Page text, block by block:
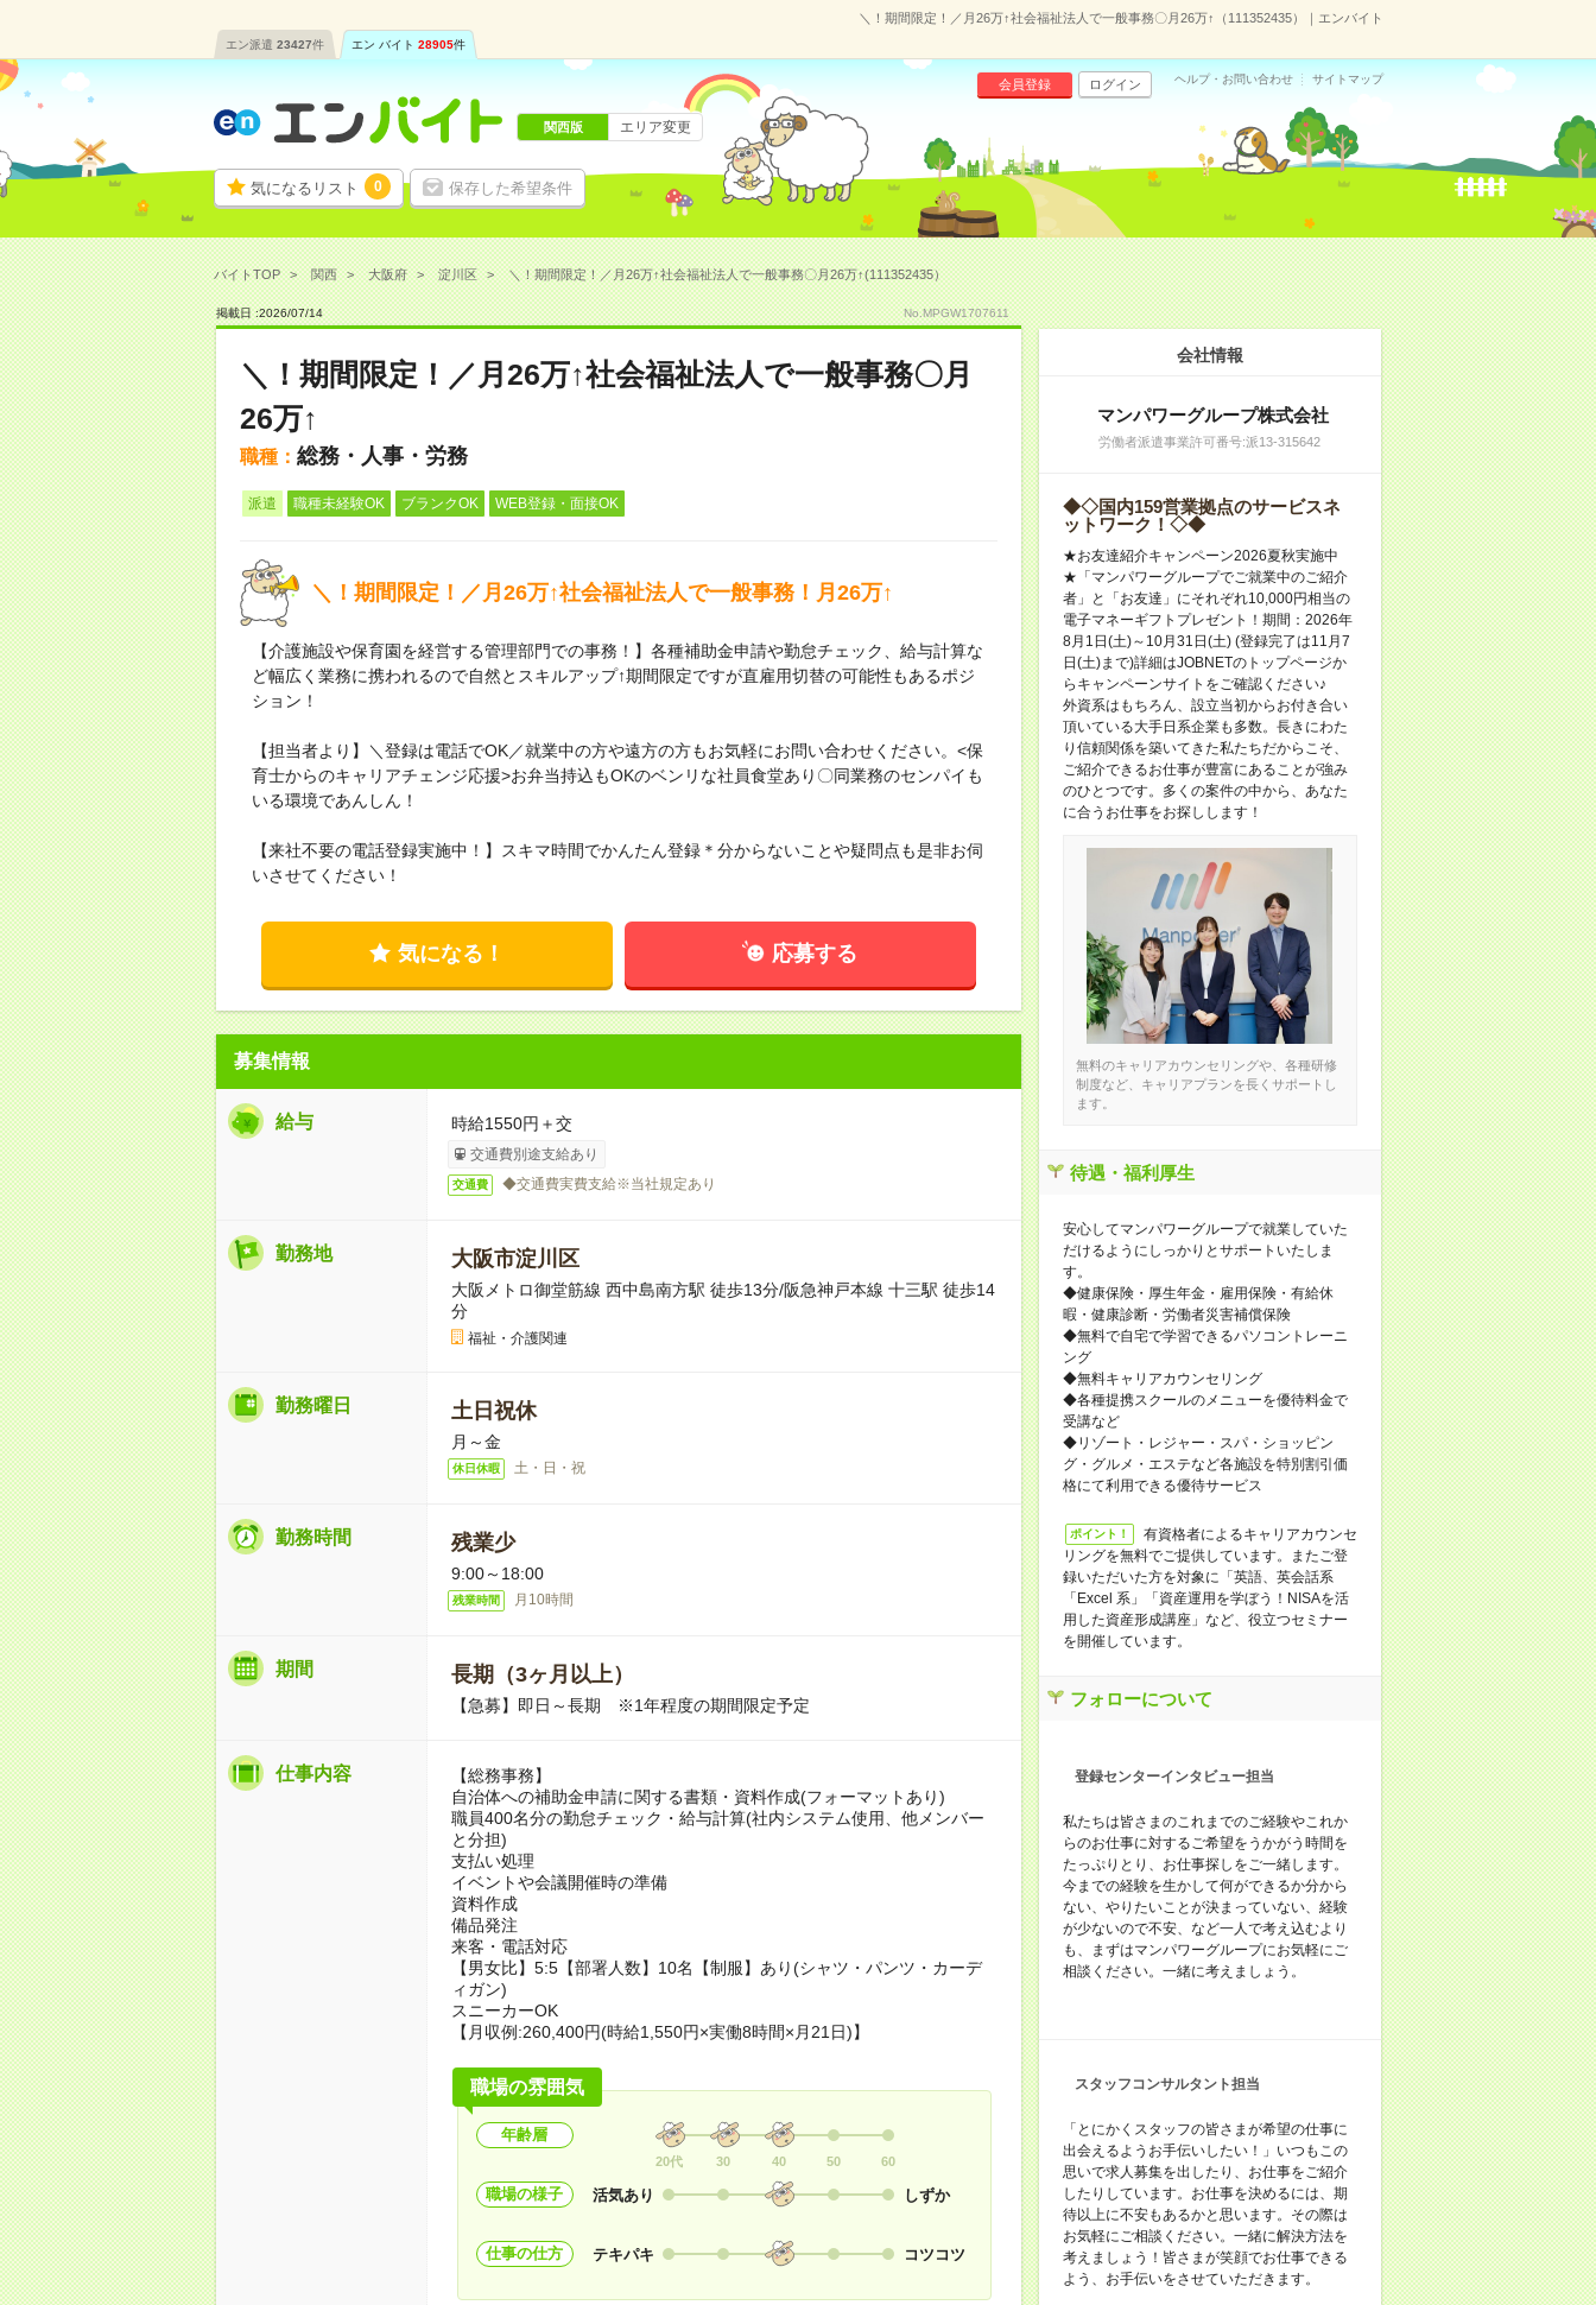
＼！期間限定！／月26万↑社会福祉法人で一般事務〇月26万↑（111352435）｜エンバイト
エン派遣 23427件 エン バイト 28905件
気になるリスト 0 保存した希望条件
会員登録 ログイン ヘルプ・お問い合わせ サイトマップ
関西版 エリア変更
バイトTOP 関西 大阪府 淀川区 ＼！期間限定！／月26万↑社会福祉法人で一般事務〇月26万↑(111352435）
掲載日 :2026/07/14 No.MPGW1707611
＼！期間限定！／月26万↑社会福祉法人で一般事務〇月
26万↑
職種： 総務・人事・労務
派遣 職種未経験OK ブランクOK WEB登録・面接OK
＼！期間限定！／月26万↑社会福祉法人で一般事務！月26万↑
【介護施設や保育園を経営する管理部門での事務！】各種補助金申請や勤怠チェック、給与計算な
ど幅広く業務に携われるので自然とスキルアップ↑期間限定ですが直雇用切替の可能性もあるポジ
ション！
【担当者より】＼登録は電話でOK／就業中の方や遠方の方もお気軽にお問い合わせください。<保
育士からのキャリアチェンジ応援>お弁当持込もOKのベンリな社員食堂あり〇同業務のセンパイも
いる環境であんしん！
【来社不要の電話登録実施中！】スキマ時間でかんたん登録＊分からないことや疑問点も是非お伺
いさせてください！
気になる！ 応募する
募集情報
給与 時給1550円＋交
交通費別途支給あり
交通費 ◆交通費実費支給※当社規定あり
勤務地 大阪市淀川区
大阪メトロ御堂筋線 西中島南方駅 徒歩13分/阪急神戸本線 十三駅 徒歩14
分
福祉・介護関連
勤務曜日 土日祝休
月～金
休日休暇 土・日・祝
勤務時間 残業少
9:00～18:00
残業時間 月10時間
期間 長期（3ヶ月以上）
【急募】即日～長期 ※1年程度の期間限定予定
仕事内容
【総務事務】
自治体への補助金申請に関する書類・資料作成(フォーマットあり)
職員400名分の勤怠チェック・給与計算(社内システム使用、他メンバー
と分担)
支払い処理
イベントや会議開催時の準備
資料作成
備品発注
来客・電話対応
【男女比】5:5【部署人数】10名【制服】あり(シャツ・パンツ・カーデ
ィガン)
スニーカーOK
【月収例:260,400円(時給1,550円×実働8時間×月21日)】
職場の雰囲気
年齢層
20代 30 40 50 60
職場の様子 活気あり しずか
仕事の仕方 テキパキ コツコツ
会社情報
マンパワーグループ株式会社
労働者派遣事業許可番号:派13-315642
◆◇国内159営業拠点のサービスネ
ットワーク！◇◆
★お友達紹介キャンペーン2026夏秋実施中
★「マンパワーグループでご就業中のご紹介
者」と「お友達」にそれぞれ10,000円相当の
電子マネーギフトプレゼント！期間：2026年
8月1日(土)～10月31日(土) (登録完了は11月7
日(土)まで)詳細はJOBNETのトップページか
らキャンペーンサイトをご確認ください♪
外資系はもちろん、設立当初からお付き合い
頂いている大手日系企業も多数。長きにわた
り信頼関係を築いてきた私たちだからこそ、
ご紹介できるお仕事が豊富にあることが強み
のひとつです。多くの案件の中から、あなた
に合うお仕事をお探しします！
無料のキャリアカウンセリングや、各種研修
制度など、キャリアプランを長くサポートし
ます。
待遇・福利厚生
安心してマンパワーグループで就業していた
だけるようにしっかりとサポートいたしま
す。
◆健康保険・厚生年金・雇用保険・有給休
暇・健康診断・労働者災害補償保険
◆無料で自宅で学習できるパソコントレーニ
ング
◆無料キャリアカウンセリング
◆各種提携スクールのメニューを優待料金で
受講など
◆リゾート・レジャー・スパ・ショッピン
グ・グルメ・エステなど各施設を特別割引価
格にて利用できる優待サービス
ポイント！
有資格者によるキャリアカウンセ
リングを無料でご提供しています。またご登
録いただいた方を対象に「英語、英会話系
「Excel 系」「資産運用を学ぼう！NISAを活
用した資産形成講座」など、役立つセミナー
を開催しています。
フォローについて
登録センターインタビュー担当
私たちは皆さまのこれまでのご経験やこれか
らのお仕事に対するご希望をうかがう時間を
たっぷりとり、お仕事探しをご一緒します。
今までの経験を生かして何ができるか分から
ない、やりたいことが決まっていない、経験
が少ないので不安、など一人で考え込むより
も、まずはマンパワーグループにお気軽にご
相談ください。一緒に考えましょう。
スタッフコンサルタント担当
「とにかくスタッフの皆さまが希望の仕事に
出会えるようお手伝いしたい！」いつもこの
思いで求人募集を出したり、お仕事をご紹介
したりしています。お仕事を決めるには、期
待以上に不安もあるかと思います。その際は
お気軽にご相談ください。一緒に解決方法を
考えましょう！皆さまが笑顔でお仕事できる
よう、お手伝いをさせていただきます。